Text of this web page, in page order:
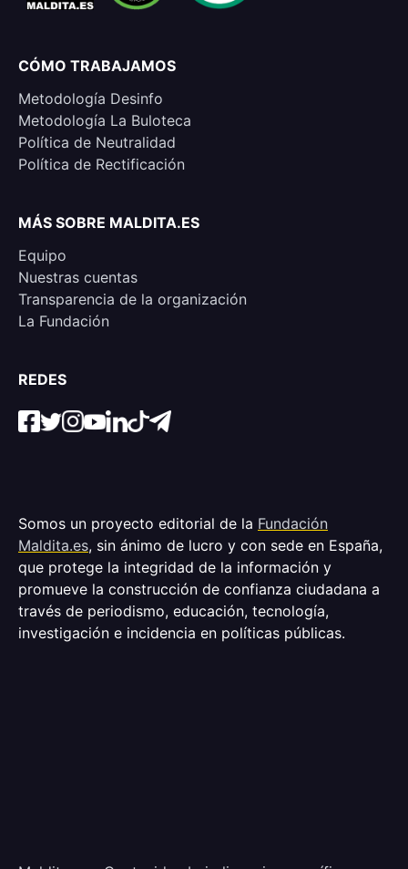
CÓMO TRABAJAMOS
Metodología Desinfo
Metodología La Buloteca
Política de Neutralidad
Política de Rectificación
MÁS SOBRE MALDITA.ES
Equipo
Nuestras cuentas
Transparencia de la organización
La Fundación
REDES
Somos un proyecto editorial de la Fundación
Maldita.es, sin ánimo de lucro y con sede en España,
que protege la integridad de la información y
promueve la construcción de confianza ciudadana a
través de periodismo, educación, tecnología,
investigación e incidencia en políticas públicas.